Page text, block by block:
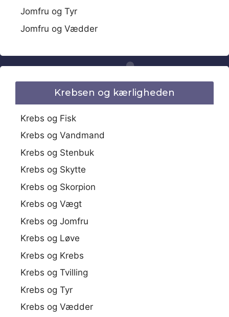
Jomfru og Tyr
Jomfru og Vædder
Krebsen og kærligheden
Krebs og Fisk
Krebs og Vandmand
Krebs og Stenbuk
Krebs og Skytte
Krebs og Skorpion
Krebs og Vægt
Krebs og Jomfru
Krebs og Løve
Krebs og Krebs
Krebs og Tvilling
Krebs og Tyr
Krebs og Vædder